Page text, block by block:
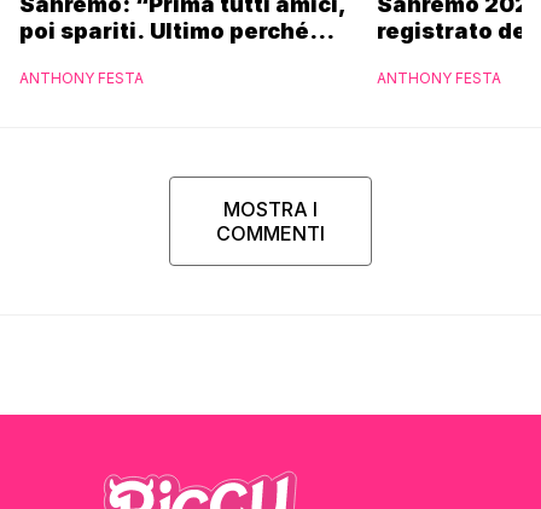
poi spariti. Ultimo perché
marchette”
ANTHONY FESTA
registrato dei
ANTHONY FESTA
MOSTRA I
COMMENTI